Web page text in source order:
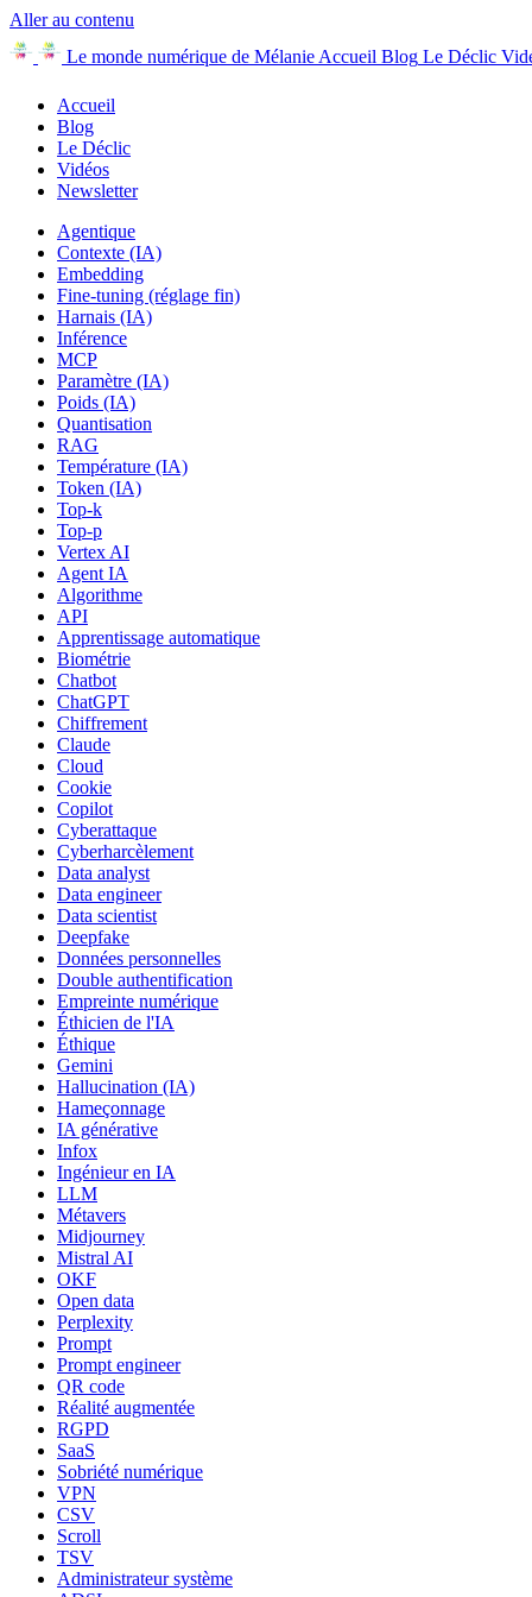
Aller au contenu
Le monde numérique de Mélanie Accueil Blog Le Déclic
Accueil
Blog
Le Déclic
Vidéos
Newsletter
Agentique
Contexte (IA)
Embedding
Fine-tuning (réglage fin)
Harnais (IA)
Inférence
MCP
Paramètre (IA)
Poids (IA)
Quantisation
RAG
Température (IA)
Token (IA)
Top-k
Top-p
Vertex AI
Agent IA
Algorithme
API
Apprentissage automatique
Biométrie
Chatbot
ChatGPT
Chiffrement
Claude
Cloud
Cookie
Copilot
Cyberattaque
Cyberharcèlement
Data analyst
Data engineer
Data scientist
Deepfake
Données personnelles
Double authentification
Empreinte numérique
Éthicien de l'IA
Éthique
Gemini
Hallucination (IA)
Hameçonnage
IA générative
Infox
Ingénieur en IA
LLM
Métavers
Midjourney
Mistral AI
OKF
Open data
Perplexity
Prompt
Prompt engineer
QR code
Réalité augmentée
RGPD
SaaS
Sobriété numérique
VPN
CSV
Scroll
TSV
Administrateur système